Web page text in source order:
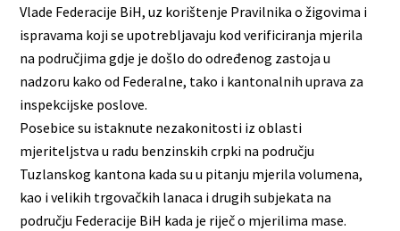
Vlade Federacije BiH, uz korištenje Pravilnika o žigovima i
ispravama koji se upotrebljavaju kod verificiranja mjerila
na područjima gdje je došlo do određenog zastoja u
nadzoru kako od Federalne, tako i kantonalnih uprava za
inspekcijske poslove.
Posebice su istaknute nezakonitosti iz oblasti
mjeriteljstva u radu benzinskih crpki na području
Tuzlanskog kantona kada su u pitanju mjerila volumena,
kao i velikih trgovačkih lanaca i drugih subjekata na
području Federacije BiH kada je riječ o mjerilima mase.